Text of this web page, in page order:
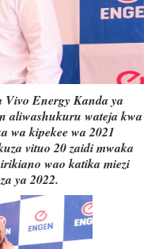
Energy Kanda ya
aliwashukuru wateja kwa
wa kipekee wa 2021
vituo 20 zaidi mwaka
wao katika miezi
ya 2022.